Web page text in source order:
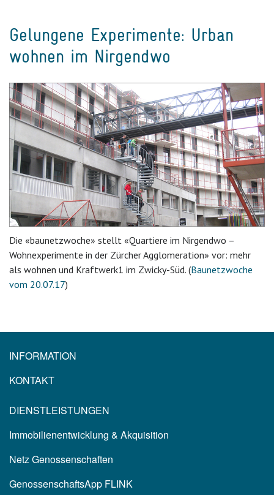
Gelungene Experimente: Urban
wohnen im Nirgendwo
Die «baunetzwoche» stellt «Quartiere im Nirgendwo –
Wohnexperimente in der Zürcher Agglomeration» vor: mehr
als wohnen und Kraftwerk1 im Zwicky-Süd. (Baunetzwoche
vom 20.07.17)
INFORMATION
KONTAKT
DIENSTLEISTUNGEN
Immobilienentwicklung & Akquisition
Netz Genossenschaften
GenossenschaftsApp FLINK